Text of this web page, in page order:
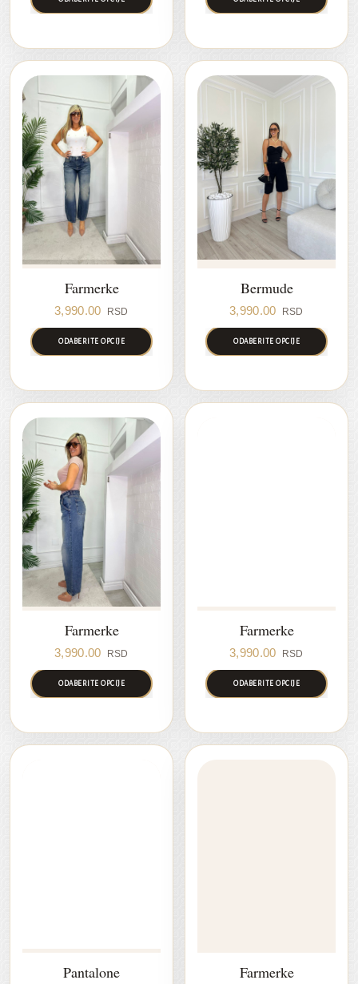
Farmerke
3,990.00 RSD
ODABERITE OPCIJE
Bermude
3,990.00 RSD
ODABERITE OPCIJE
Farmerke
3,990.00 RSD
ODABERITE OPCIJE
Farmerke
3,990.00 RSD
ODABERITE OPCIJE
Pantalone Farmerke